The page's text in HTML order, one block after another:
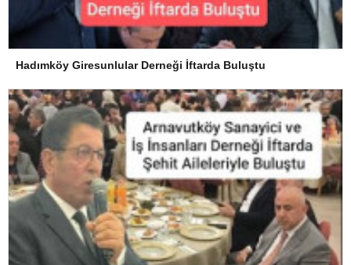
Hadımköy Giresunlular Derneği İftarda Buluştu